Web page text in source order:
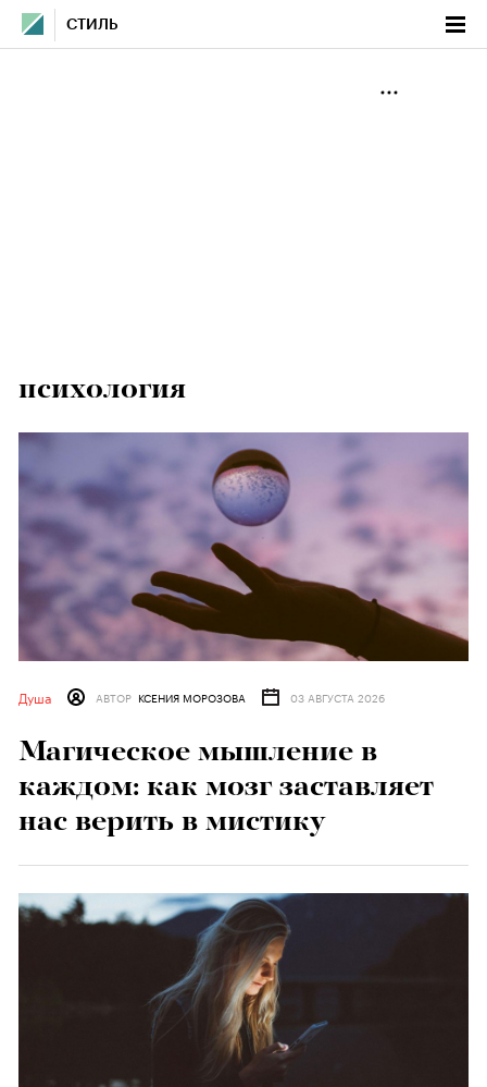
СТИЛЬ
психология
Душа АВТОР КСЕНИЯ МОРОЗОВА 03 АВГУСТА 2026
Магическое мышление в
каждом: как мозг заставляет
нас верить в мистику